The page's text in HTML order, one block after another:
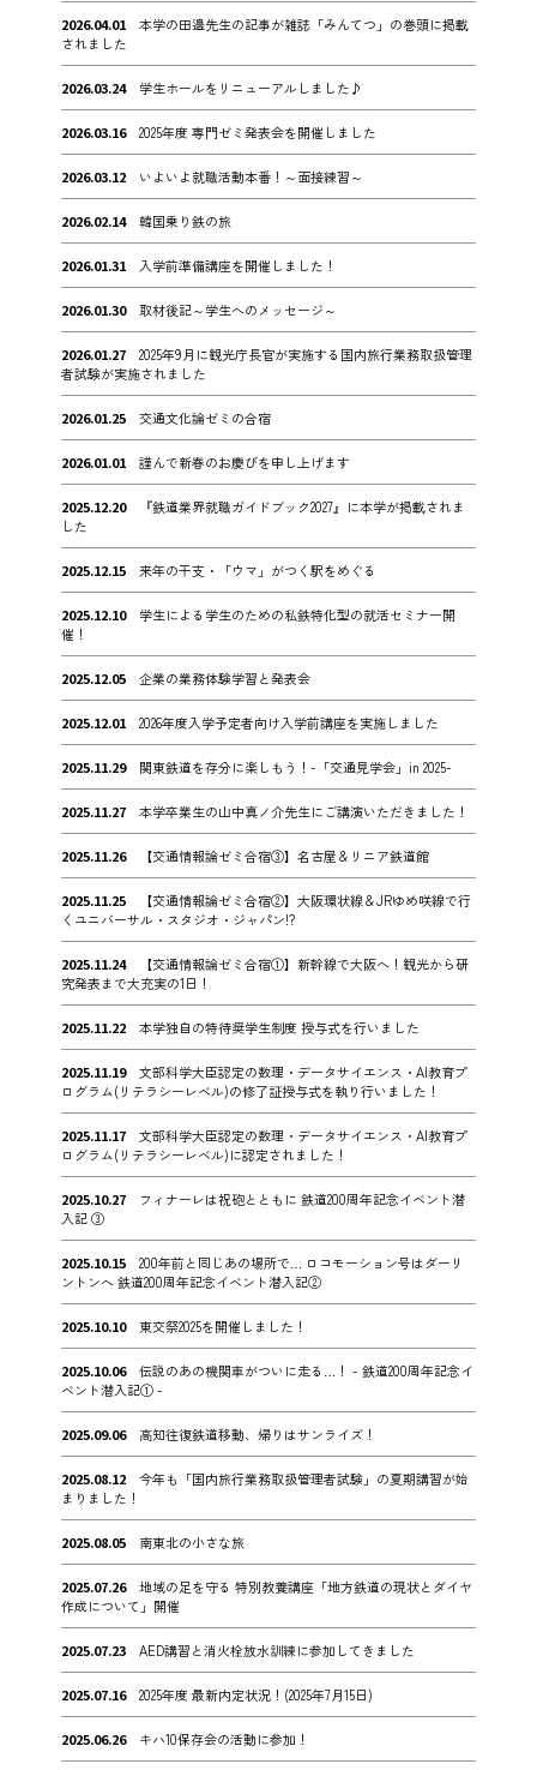
2026.04.01
本学の田邉先生の記事が雑誌「みんてつ」の巻頭に掲載
されました
2026.03.24 学生ホールをリニューアルしました♪
2026.03.16 2025年度 専門ゼミ発表会を開催しました
2026.03.12 いよいよ就職活動本番！～面接練習～
2026.02.14 韓国乗り鉄の旅
2026.01.31 入学前準備講座を開催しました！
2026.01.30 取材後記～学生へのメッセージ～
2026.01.27
2025年9月に観光庁長官が実施する国内旅行業務取扱管理
者試験が実施されました
2026.01.25 交通文化論ゼミの合宿
2026.01.01 謹んで新春のお慶びを申し上げます
2025.12.20
『鉄道業界就職ガイドブック2027』に本学が掲載されま
した
2025.12.15 来年の干支・「ウマ」がつく駅をめぐる
2025.12.10
学生による学生のための私鉄特化型の就活セミナー開
催！
2025.12.05 企業の業務体験学習と発表会
2025.12.01 2026年度入学予定者向け入学前講座を実施しました
2025.11.29 関東鉄道を存分に楽しもう！-「交通見学会」in 2025-
2025.11.27 本学卒業生の山中真ノ介先生にご講演いただきました！
2025.11.26 【交通情報論ゼミ合宿③】名古屋＆リニア鉄道館
2025.11.25
【交通情報論ゼミ合宿②】大阪環状線＆JRゆめ咲線で行
くユニバーサル・スタジオ・ジャパン!?
2025.11.24
【交通情報論ゼミ合宿①】新幹線で大阪へ！観光から研
究発表まで大充実の1日！
2025.11.22 本学独自の特待奨学生制度 授与式を行いました
2025.11.19
文部科学大臣認定の数理・データサイエンス・AI教育プ
ログラム(リテラシーレベル)の修了証授与式を執り行いました！
2025.11.17
文部科学大臣認定の数理・データサイエンス・AI教育プ
ログラム(リテラシーレベル)に認定されました！
2025.10.27
フィナーレは祝砲とともに 鉄道200周年記念イベント潜
入記 ③
2025.10.15
200年前と同じあの場所で… ロコモーション号はダーリ
ントンへ 鉄道200周年記念イベント潜入記②
2025.10.10 東交祭2025を開催しました！
2025.10.06
伝説のあの機関車がついに走る…！ - 鉄道200周年記念イ
ベント潜入記① -
2025.09.06 高知往復鉄道移動、帰りはサンライズ！
2025.08.12
今年も「国内旅行業務取扱管理者試験」の夏期講習が始
まりました！
2025.08.05 南東北の小さな旅
2025.07.26
地域の足を守る 特別教養講座「地方鉄道の現状とダイヤ
作成について」開催
2025.07.23 AED講習と消火栓放水訓練に参加してきました
2025.07.16 2025年度 最新内定状況！(2025年7月15日)
2025.06.26 キハ10保存会の活動に参加！